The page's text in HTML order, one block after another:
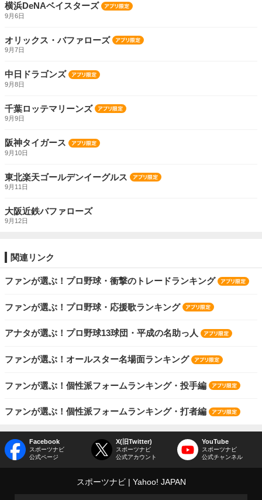
横浜DeNAベイスターズ
9月6日
オリックス・バファローズ
9月7日
中日ドラゴンズ
9月8日
千葉ロッテマリーンズ
9月9日
阪神タイガース
9月10日
東北楽天ゴールデンイーグルス
9月11日
大阪近鉄バファローズ
9月12日
関連リンク
ファンが選ぶ！プロ野球・衝撃のトレードランキング
ファンが選ぶ！プロ野球・応援歌ランキング
アナタが選ぶ！プロ野球13球団・平成の名助っ人
ファンが選ぶ！オールスター名場面ランキング
ファンが選ぶ！個性派フォームランキング・投手編
ファンが選ぶ！個性派フォームランキング・打者編
Facebook
スポーツナビ
公式ページ
X(旧Twitter)
スポーツナビ
公式アカウント
YouTube
スポーツナビ
公式チャンネル
スポーツナビ Yahoo! JAPAN